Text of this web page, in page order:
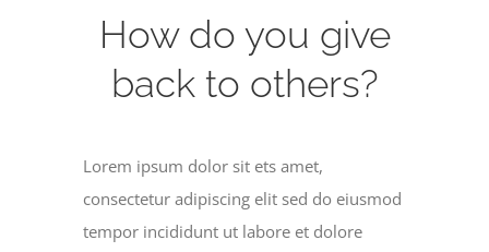
How do you give
back to others?
Lorem ipsum dolor sit ets amet,
consectetur adipiscing elit sed do eiusmod
tempor incididunt ut labore et dolore